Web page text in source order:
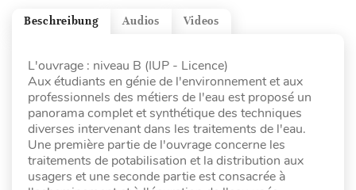
Videos
Audios
Beschreibung
L'ouvrage : niveau B (IUP - Licence)
Aux étudiants en génie de l'environnement et aux
professionnels des métiers de l'eau est proposé un
panorama complet et synthétique des techniques
diverses intervenant dans les traitements de l'eau.
Une première partie de l'ouvrage concerne les
traitements de potabilisation et la distribution aux
usagers et une seconde partie est consacrée à